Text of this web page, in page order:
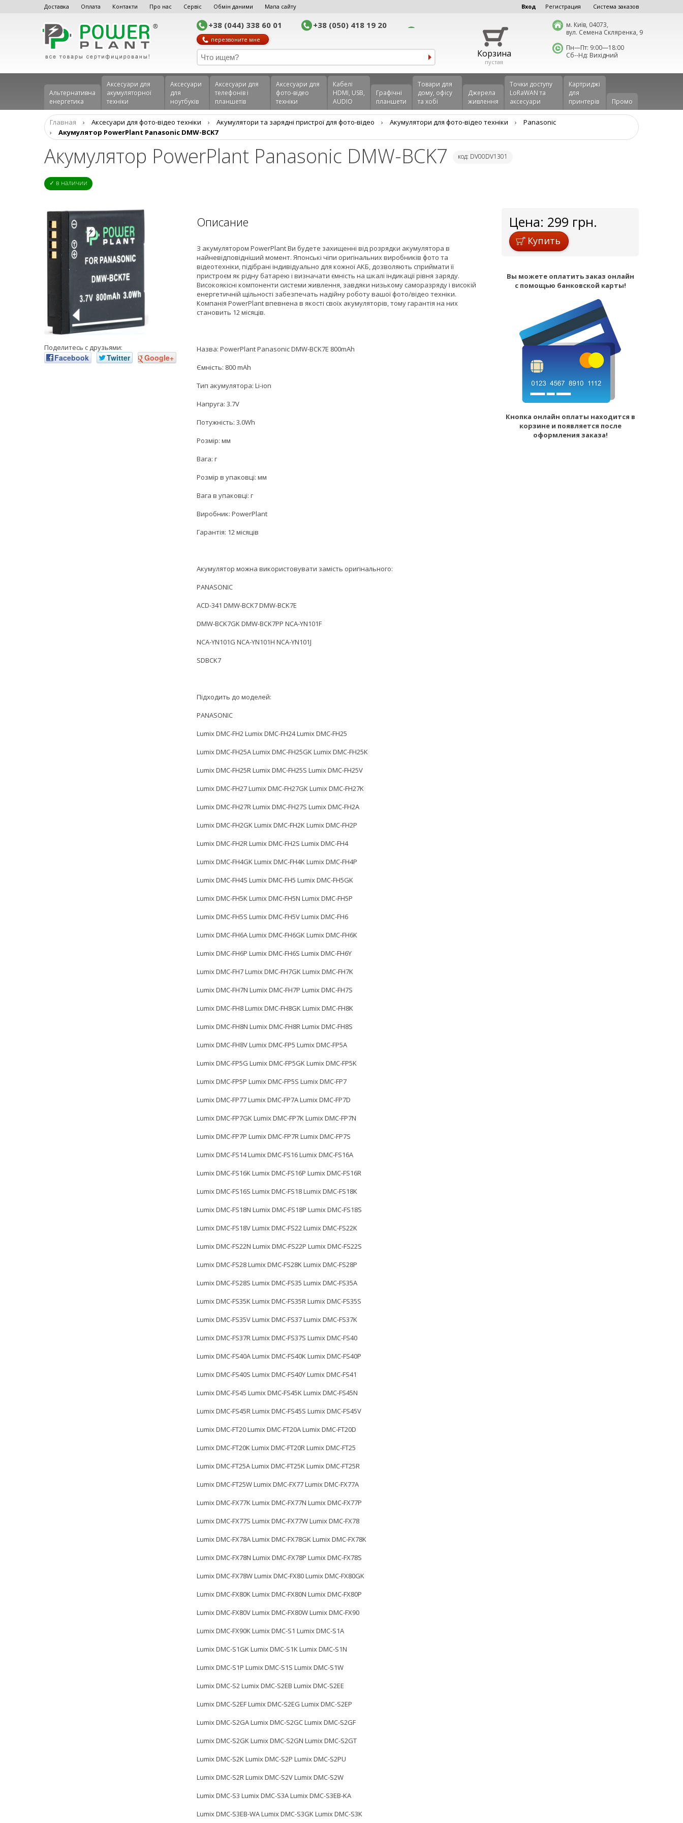
Доставка Оплата Контакти Про нас Сервіс Обмін даними Мапа сайту Вход Регистрация Система заказов
+38 (044) 338 60 01 +38 (050) 418 19 20
перезвоните мне
Корзина
пустая
м. Київ, 04073,
вул. Семена Скляренка, 9
Пн—Пт: 9:00—18:00
Сб--Нд: Вихідний
Альтернативна
енергетика
Аксесуари для
акумуляторної
техніки
Аксесуари
для
ноутбуків
Аксеcуари для
телефонів і
планшетів
Аксесуари для
фото-відео
техніки
Кабелі
HDMI, USB,
AUDIO
Графічні
планшети
Товари для
дому, офісу
та хобі
Джерела
живлення
Точки доступу
LoRaWAN та
аксесуари
Картриджі
для
принтерів
Промо
Главная › Аксесуари для фото-відео техніки › Aкумулятори та зарядні пристрої для фото-відео › Акумулятори для фото-відео техніки ›
Panasonic
›
Акумулятор PowerPlant Panasonic DMW-BCK7
Акумулятор PowerPlant Panasonic DMW-BCK7 код: DV00DV1301
✓ в наличии
Поделитесь с друзьями:
Facebook Twitter Google+
Описание
З акумулятором PowerPlant Ви будете захищенні від розрядки акумулятора в
найневідповідніший момент. Японські чіпи оригінальних виробників фото та
відеотехніки, підібрані індивідуально для кожної АКБ, дозволяють сприймати її
пристроєм як рідну батарею і визначати ємність на шкалі індикації рівня заряду.
Високоякісні компоненти системи живлення, завдяки низькому саморазряду і високій
енергетичній щільності забезпечать надійну роботу вашої фото/відео техніки.
Компанія PowerPlant впевнена в якості своїх акумуляторів, тому гарантія на них
становить 12 місяців.
Назва: PowerPlant Panasonic DMW-BCK7E 800mAh
Ємність: 800 mAh
Тип акумулятора: Li-ion
Напруга: 3.7V
Потужність: 3.0Wh
Розмір: мм
Вага: г
Розмір в упаковці: мм
Вага в упаковці: г
Виробник: PowerPlant
Гарантія: 12 місяців
Акумулятор можна використовувати замість оригінального:
PANASONIC
ACD-341 DMW-BCK7 DMW-BCK7E
DMW-BCK7GK DMW-BCK7PP NCA-YN101F
NCA-YN101G NCA-YN101H NCA-YN101J
SDBCK7
Підходить до моделей:
PANASONIC
Lumix DMC-FH2 Lumix DMC-FH24 Lumix DMC-FH25
Lumix DMC-FH25A Lumix DMC-FH25GK Lumix DMC-FH25K
Lumix DMC-FH25R Lumix DMC-FH25S Lumix DMC-FH25V
Lumix DMC-FH27 Lumix DMC-FH27GK Lumix DMC-FH27K
Lumix DMC-FH27R Lumix DMC-FH27S Lumix DMC-FH2A
Lumix DMC-FH2GK Lumix DMC-FH2K Lumix DMC-FH2P
Lumix DMC-FH2R Lumix DMC-FH2S Lumix DMC-FH4
Lumix DMC-FH4GK Lumix DMC-FH4K Lumix DMC-FH4P
Lumix DMC-FH4S Lumix DMC-FH5 Lumix DMC-FH5GK
Lumix DMC-FH5K Lumix DMC-FH5N Lumix DMC-FH5P
Lumix DMC-FH5S Lumix DMC-FH5V Lumix DMC-FH6
Lumix DMC-FH6A Lumix DMC-FH6GK Lumix DMC-FH6K
Lumix DMC-FH6P Lumix DMC-FH6S Lumix DMC-FH6Y
Lumix DMC-FH7 Lumix DMC-FH7GK Lumix DMC-FH7K
Lumix DMC-FH7N Lumix DMC-FH7P Lumix DMC-FH7S
Lumix DMC-FH8 Lumix DMC-FH8GK Lumix DMC-FH8K
Lumix DMC-FH8N Lumix DMC-FH8R Lumix DMC-FH8S
Lumix DMC-FH8V Lumix DMC-FP5 Lumix DMC-FP5A
Lumix DMC-FP5G Lumix DMC-FP5GK Lumix DMC-FP5K
Lumix DMC-FP5P Lumix DMC-FP5S Lumix DMC-FP7
Lumix DMC-FP77 Lumix DMC-FP7A Lumix DMC-FP7D
Lumix DMC-FP7GK Lumix DMC-FP7K Lumix DMC-FP7N
Lumix DMC-FP7P Lumix DMC-FP7R Lumix DMC-FP7S
Lumix DMC-FS14 Lumix DMC-FS16 Lumix DMC-FS16A
Lumix DMC-FS16K Lumix DMC-FS16P Lumix DMC-FS16R
Lumix DMC-FS16S Lumix DMC-FS18 Lumix DMC-FS18K
Lumix DMC-FS18N Lumix DMC-FS18P Lumix DMC-FS18S
Lumix DMC-FS18V Lumix DMC-FS22 Lumix DMC-FS22K
Lumix DMC-FS22N Lumix DMC-FS22P Lumix DMC-FS22S
Lumix DMC-FS28 Lumix DMC-FS28K Lumix DMC-FS28P
Lumix DMC-FS28S Lumix DMC-FS35 Lumix DMC-FS35A
Lumix DMC-FS35K Lumix DMC-FS35R Lumix DMC-FS35S
Lumix DMC-FS35V Lumix DMC-FS37 Lumix DMC-FS37K
Lumix DMC-FS37R Lumix DMC-FS37S Lumix DMC-FS40
Lumix DMC-FS40A Lumix DMC-FS40K Lumix DMC-FS40P
Lumix DMC-FS40S Lumix DMC-FS40Y Lumix DMC-FS41
Lumix DMC-FS45 Lumix DMC-FS45K Lumix DMC-FS45N
Lumix DMC-FS45R Lumix DMC-FS45S Lumix DMC-FS45V
Lumix DMC-FT20 Lumix DMC-FT20A Lumix DMC-FT20D
Lumix DMC-FT20K Lumix DMC-FT20R Lumix DMC-FT25
Lumix DMC-FT25A Lumix DMC-FT25K Lumix DMC-FT25R
Lumix DMC-FT25W Lumix DMC-FX77 Lumix DMC-FX77A
Lumix DMC-FX77K Lumix DMC-FX77N Lumix DMC-FX77P
Lumix DMC-FX77S Lumix DMC-FX77W Lumix DMC-FX78
Lumix DMC-FX78A Lumix DMC-FX78GK Lumix DMC-FX78K
Lumix DMC-FX78N Lumix DMC-FX78P Lumix DMC-FX78S
Lumix DMC-FX78W Lumix DMC-FX80 Lumix DMC-FX80GK
Lumix DMC-FX80K Lumix DMC-FX80N Lumix DMC-FX80P
Lumix DMC-FX80V Lumix DMC-FX80W Lumix DMC-FX90
Lumix DMC-FX90K Lumix DMC-S1 Lumix DMC-S1A
Lumix DMC-S1GK Lumix DMC-S1K Lumix DMC-S1N
Lumix DMC-S1P Lumix DMC-S1S Lumix DMC-S1W
Lumix DMC-S2 Lumix DMC-S2EB Lumix DMC-S2EE
Lumix DMC-S2EF Lumix DMC-S2EG Lumix DMC-S2EP
Lumix DMC-S2GA Lumix DMC-S2GC Lumix DMC-S2GF
Lumix DMC-S2GK Lumix DMC-S2GN Lumix DMC-S2GT
Lumix DMC-S2K Lumix DMC-S2P Lumix DMC-S2PU
Lumix DMC-S2R Lumix DMC-S2V Lumix DMC-S2W
Lumix DMC-S3 Lumix DMC-S3A Lumix DMC-S3EB-KA
Lumix DMC-S3EB-WA Lumix DMC-S3GK Lumix DMC-S3K
Цена: 299 грн.
Купить
Вы можете оплатить заказ онлайн
с помощью банковской карты!
Кнопка онлайн оплаты находится в
корзине и появляется после
оформления заказа!